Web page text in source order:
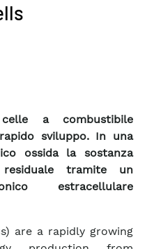
a combustibile
sviluppo. In una
ossida la sostanza
tramite un
estracellulare
are a rapidly growing